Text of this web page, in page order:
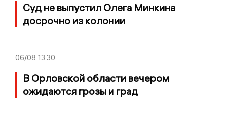
Суд не выпустил Олега Минкина
досрочно из колонии
06/08 13:30
В Орловской области вечером
ожидаются грозы и град